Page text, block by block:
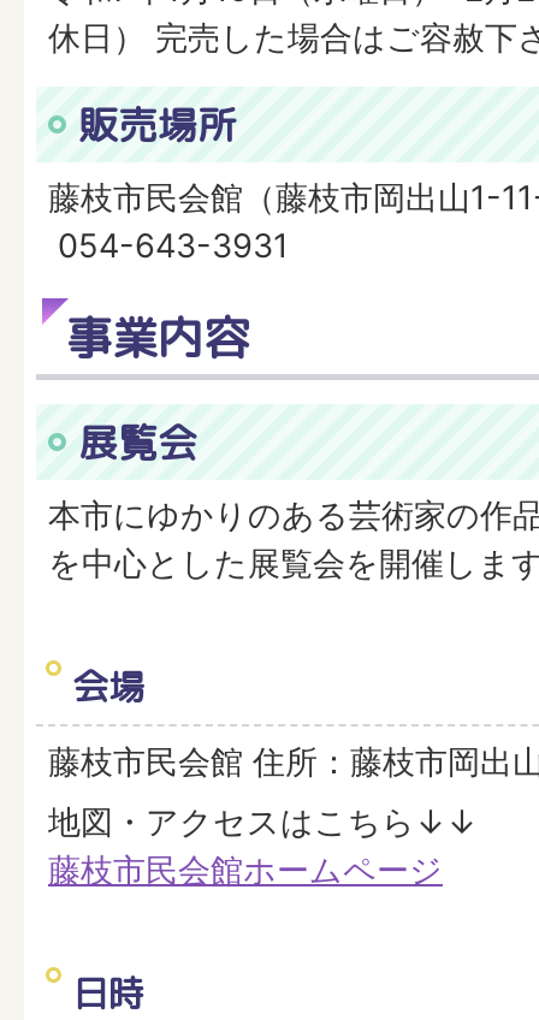
休日） 完売した場合はご容赦下
販売場所
藤枝市民会館（藤枝市岡出山1-
054-643-3931
事業内容
展覧会
本市にゆかりのある芸術家の作
を中心とした展覧会を開催しま
会場
藤枝市民会館 住所：藤枝市岡出
地図・アクセスはこちら↓↓
藤枝市民会館ホームページ
日時